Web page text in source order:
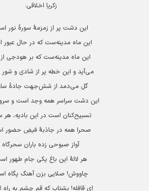
زکریا اخلاقی:
این دشت پر از زمزمۀ سورۀ نور
این ماه مدینه‌ست که در حال عبور
این ماه مدینه‌ست که بر هودجی از
می‌آید و این خطه پر از شادی و شور
گل می‌دمد از شش‌جهت جادۀ
این دشت سراسر همه وجد است و
تسبیح‌کنان است در این بادیه، هر
صحرا همه در جاذبۀ فیضِ حضور
آواز صبوحی زده باران سحرگاه
هر لالۀ این باغ یکی جام طهور است
چاووش! صلایی بزن آهنگ پگاه
ای قافله! بشتاب که قم چشم به راه